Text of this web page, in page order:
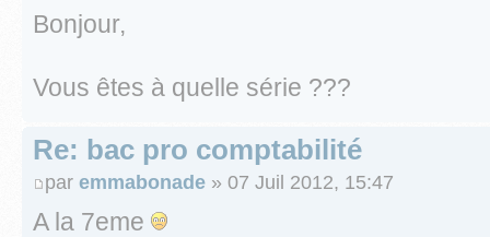
Bonjour,
Vous êtes à quelle série ???
Re: bac pro comptabilité
par emmabonade » 07 Juil 2012, 15:47
A la 7eme